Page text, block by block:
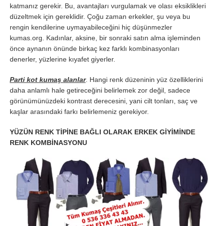
katmanız gerekir. Bu, avantajları vurgulamak ve olası eksiklikleri
düzeltmek için gereklidir. Çoğu zaman erkekler, şu veya bu
rengin kendilerine uymayabileceğini hiç düşünmezler
kumas.org. Kadınlar, aksine, bir sonraki satın alma işleminden
önce aynanın önünde birkaç kez farklı kombinasyonları
denerler, yüzlerine kıyafet giyerler.
Parti kot kumaş alanlar. Hangi renk düzeninin yüz özelliklerini
daha anlamlı hale getireceğini belirlemek zor değil, sadece
görünümünüzdeki kontrast derecesini, yani cilt tonları, saç ve
kaşlar arasındaki farkı belirlemeniz gerekiyor.
YÜZÜN RENK TİPİNE BAĞLI OLARAK ERKEK GİYİMİNDE
RENK KOMBİNASYONU